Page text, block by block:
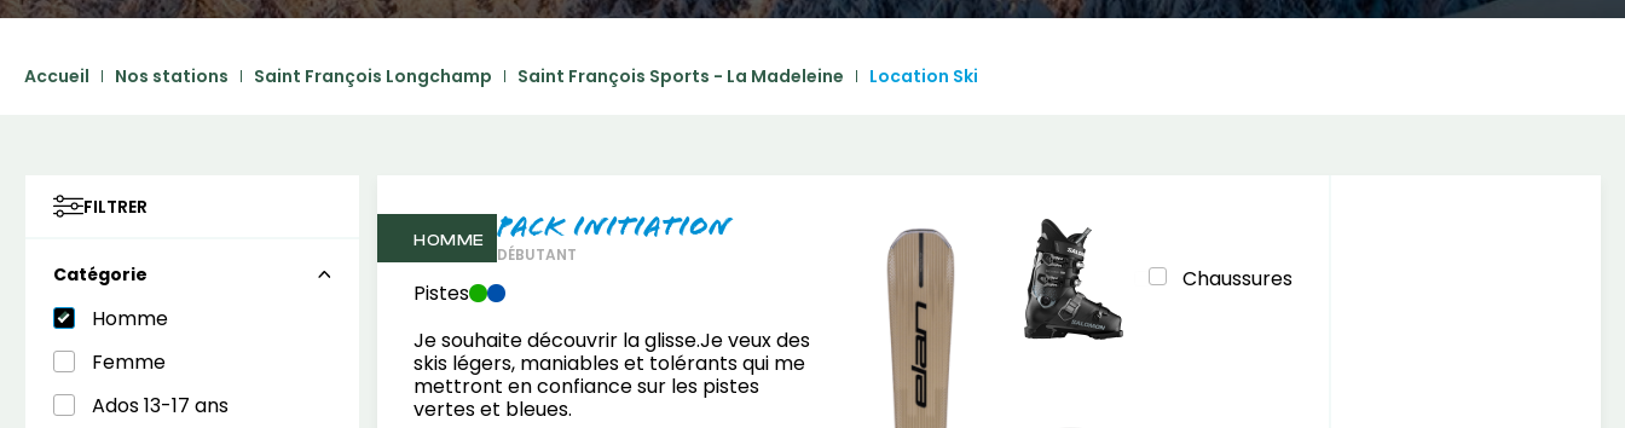
Accueil Nos stations Saint François Longchamp Saint François Sports - La Madeleine Location Ski
FILTRER
Catégorie
Homme
Femme
Ados 13-17 ans
HOMME Pack Initiation
DÉBUTANT
Pistes
Je souhaite découvrir la glisse.Je veux des
skis légers, maniables et tolérants qui me
mettront en confiance sur les pistes
vertes et bleues.
Chaussures